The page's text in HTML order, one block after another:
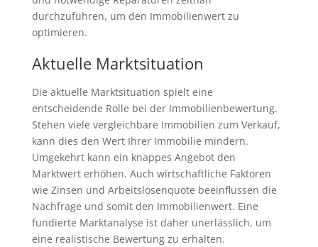
durchzuführen, um den Immobilienwert zu
optimieren.
Aktuelle Marktsituation
Die aktuelle Marktsituation spielt eine
entscheidende Rolle bei der Immobilienbewertung.
Stehen viele vergleichbare Immobilien zum Verkauf,
kann dies den Wert Ihrer Immobilie mindern.
Umgekehrt kann ein knappes Angebot den
Marktwert erhöhen. Auch wirtschaftliche Faktoren
wie Zinsen und Arbeitslosenquote beeinflussen die
Nachfrage und somit den Immobilienwert. Eine
fundierte Marktanalyse ist daher unerlässlich, um
eine realistische Bewertung zu erhalten.